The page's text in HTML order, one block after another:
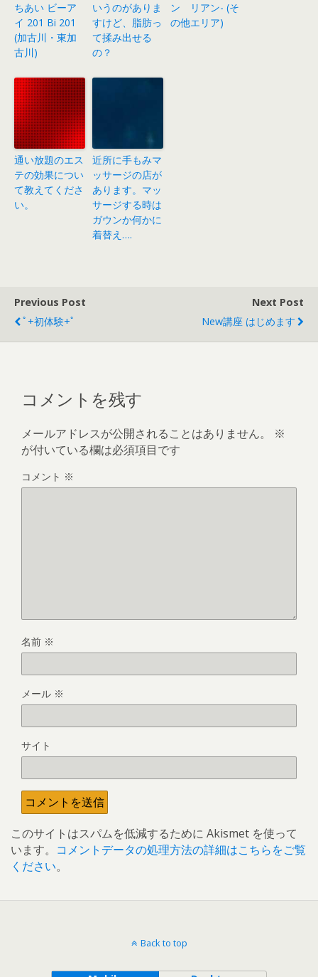
ちあい ビーア
イ 201 Bi 201
(加古川・東加
古川)
いうのがありま
すけど、脂肪っ
て揉み出せる
の？
ン リアン- (そ
の他エリア)
通い放題のエス
テの効果につい
て教えてくださ
い。
近所に手もみマ
ッサージの店が
あります。マッ
サージする時は
ガウンか何かに
着替え….
Previous Post
ﾟ+初体験+ﾟ
Next Post
New講座 はじめます
コメントを残す
メールアドレスが公開されることはありません。
※
が付いている欄は必須項目です
コメント ※
名前 ※
メール ※
サイト
このサイトはスパムを低減するために Akismet を使って
います。 コメントデータの処理方法の詳細はこちらをご覧
ください。
Back to top